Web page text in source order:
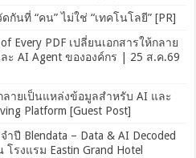
นที่ “คน” ไม่ใช่ “เทคโนโลยี” [PR]
Every PDF เปลี่ยนเอกสารให้กลาย
ละ AI Agent ขององค์กร | 25 ส.ค.69
ลายเป็นแหล่งข้อมูลสำหรับ AI และ
Platform [Guest Post]
Blendata – Data & AI Decoded
รงแรม Eastin Grand Hotel